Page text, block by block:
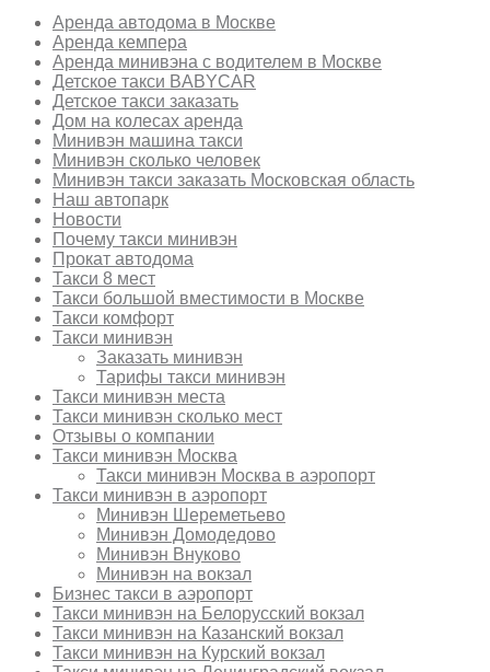
Аренда автодома в Москве
Аренда кемпера
Аренда минивэна с водителем в Москве
Детское такси BABYCAR
Детское такси заказать
Дом на колесах аренда
Минивэн машина такси
Минивэн сколько человек
Минивэн такси заказать Московская область
Наш автопарк
Новости
Почему такси минивэн
Прокат автодома
Такси 8 мест
Такси большой вместимости в Москве
Такси комфорт
Такси минивэн
Заказать минивэн
Тарифы такси минивэн
Такси минивэн места
Такси минивэн сколько мест
Отзывы о компании
Такси минивэн Москва
Такси минивэн Москва в аэропорт
Такси минивэн в аэропорт
Минивэн Шереметьево
Минивэн Домодедово
Минивэн Внуково
Минивэн на вокзал
Бизнес такси в аэропорт
Такси минивэн на Белорусский вокзал
Такси минивэн на Казанский вокзал
Такси минивэн на Курский вокзал